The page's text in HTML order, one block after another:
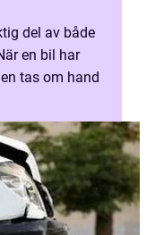
del av både
en bil har
tas om hand